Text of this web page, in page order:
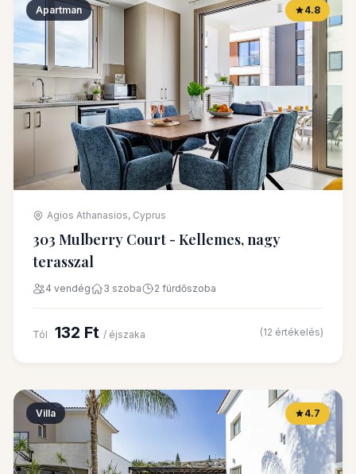
Apartman 4.8
Agios Athanasios, Cyprus
303 Mulberry Court - Kellemes, nagy
terasszal
4 vendég 3 szoba 2 fürdőszoba
Tól 132 Ft / éjszaka (12 értékelés)
Villa 4.7